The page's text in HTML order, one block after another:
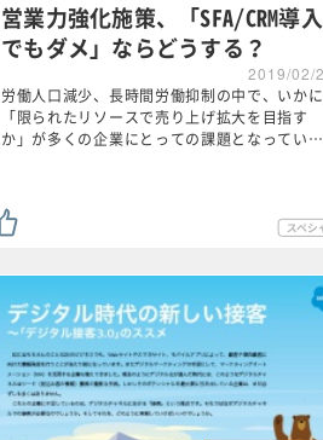
営業力強化施策、「SFA/CRM導入
でもダメ」ならどうする？
2019/02/
労働人口減少、長時間労働抑制の中で、いかに
「限られたリソースで売り上げ拡大を目指す
か」が多くの企業にとっての課題となってい…